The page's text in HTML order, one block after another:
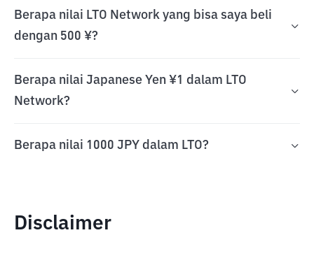
Berapa nilai LTO Network yang bisa saya beli
dengan 500 ¥?
Berapa nilai Japanese Yen ¥1 dalam LTO
Network?
Berapa nilai 1000 JPY dalam LTO?
Disclaimer